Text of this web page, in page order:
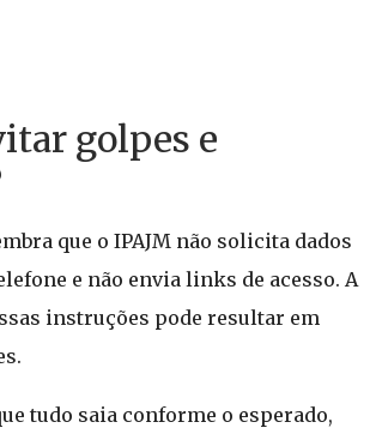
golpes e
que o IPAJM não solicita dados
e não envia links de acesso. A
instruções pode resultar em
tudo saia conforme o esperado,